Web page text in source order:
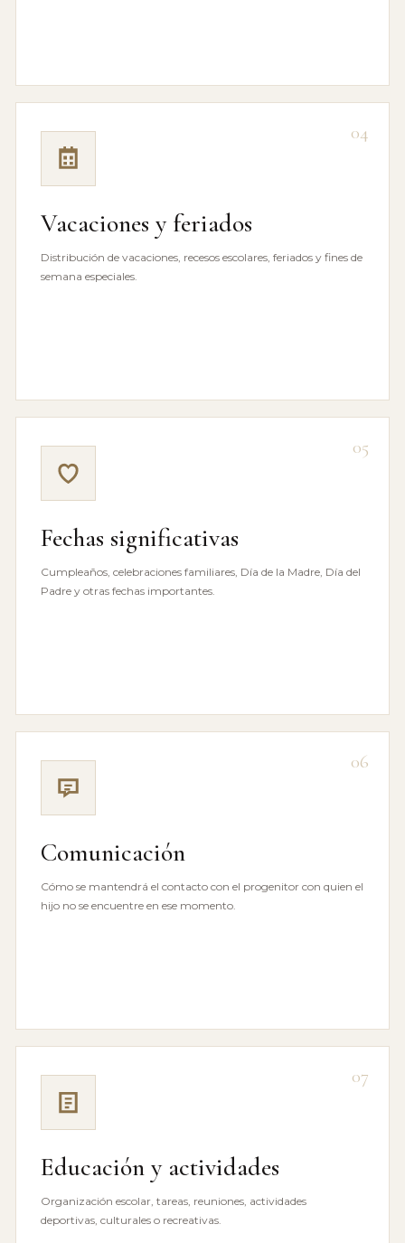
04
Vacaciones y feriados
Distribución de vacaciones, recesos escolares, feriados y fines de
semana especiales.
05
Fechas significativas
Cumpleaños, celebraciones familiares, Día de la Madre, Día del
Padre y otras fechas importantes.
06
Comunicación
Cómo se mantendrá el contacto con el progenitor con quien el
hijo no se encuentre en ese momento.
07
Educación y actividades
Organización escolar, tareas, reuniones, actividades
deportivas, culturales o recreativas.